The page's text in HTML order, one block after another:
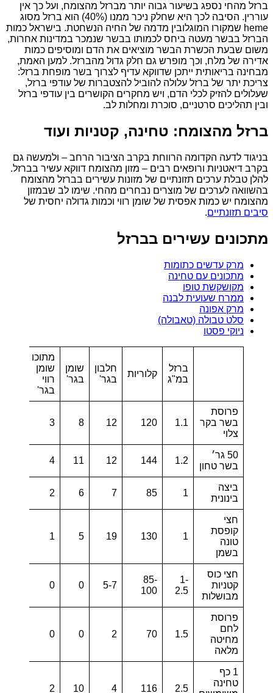
ברזל מהחי נספג בשיעור גבוה יותר מברזל מהצומח, ועל כך אין
עוררין. הסיבה לכך היא שחלק ניכר ממנו (40%) הוא ברזל מסוג
heme שמקורו המוגלובין מדמה של החיה הנשחטת. בישראל כמות
הברזל בבשר מעטה ביחס לכמותו בבשר שנמכר במדינות אחרות,
משום שבעת הכשרת הבשר מוציאים את הדם ומוסיפים כמות
אדירה של מלח, וכך מופרש גם חלק גדול מהברזל. למען האמת,
מבחינה בריאותית ייתכן שדווקא עדיף לצרוך בשר מופחת ברזל:
צריכת יתר של ברזל עלולה להוביל להצטברות של עודפי ברזל,
שעלולים להזיק לכלי הדם, ויש מחקרים הקושרים בין עודפי ברזל
ובין תהליכים סרטניים, סוכרת ומחלות לב.
ברזל מהצומח: טחינה, קטניות ועוד
בניגוד לדעה הקדומה הרווחת בקרב הציבור הרחב – ולמעשה גם
בקרב דיאטניות ורופאים רבים – מזון מהצומח דווקא עשיר בברזל.
להלן טבלת ערכים תזונתיים של מזונות עשירים בברזל מהצומח
בהשוואה לערכים של מוצרים נבחרים מהחי. שימו לב שבמזון
מהצומח יש כמות אפסית של שומן רווי וכמות גדולה יחסית של
סיבים תזונתיים.
מתכונים עשירים בברזל
מרק עדשים כתומות
מתכונים עם טחינה
מקושקשת טופו
ממרח שעועית לבנה
מרק אפונה
סלט טבולה (טאבולה)
ניוקי פסטו
ברזל
במ"ג
קלוריות
חלבון
בגר'
שומן
בגר'
מתוכו
שומן
רווי
בגר'
פרוסת
בשר בקר
צלוי
1.1
120
12
8
3
50 גר׳
בשר טחון
1.2
144
12
11
4
ביצה
בינונית
1
85
7
6
2
חצי
קופסת
טונה
בשמן
1
130
19
5
1
חצי כוס
קטניות
מבושלות
1-
2.5
85-
100
5-7
0
0
פרוסת
לחם
מחיטה
מלאה
1.5
70
2
0
0
1 כף
טחינה
2.5
116
4
10
2